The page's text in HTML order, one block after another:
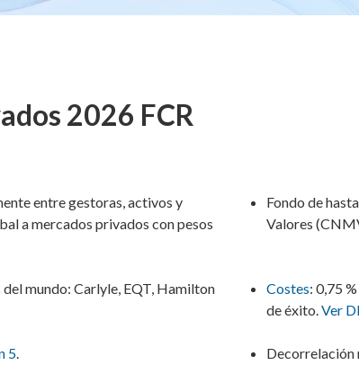
2026 FCR
entre gestoras, activos y
a mercados privados con pesos
Fondo de
Valores
mundo: Carlyle, EQT, Hamilton
Costes: 0,75
de éxito.Ver
5. Decorrelación